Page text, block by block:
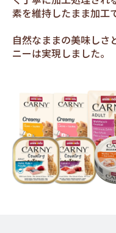
素を維持したまま加工
自然なままの美味しさ
ニーは実現しました。